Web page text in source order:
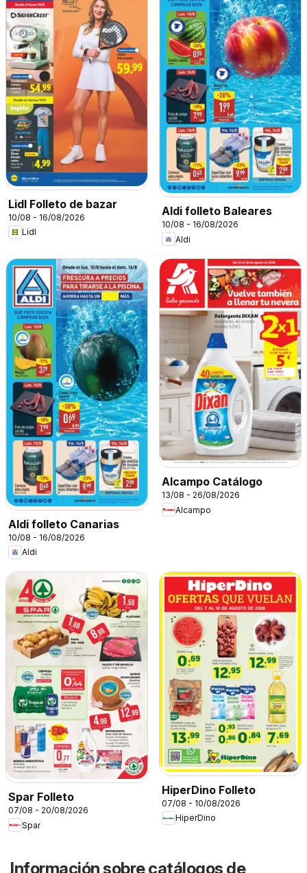
Lidl Folleto de bazar
10/08 - 16/08/2026
Lidl
Aldi folleto Baleares
10/08 - 16/08/2026
Aldi
Aldi folleto Canarias
10/08 - 16/08/2026
Aldi
Alcampo Catálogo
13/08 - 26/08/2026
Alcampo
Spar Folleto
07/08 - 20/08/2026
Spar
HiperDino Folleto
07/08 - 10/08/2026
HiperDino
Información sobre catálogos de